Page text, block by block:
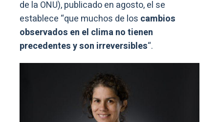
de la ONU), publicado en agosto, el se
establece “que muchos de los cambios
observados en el clima no tienen
precedentes y son irreversibles“.